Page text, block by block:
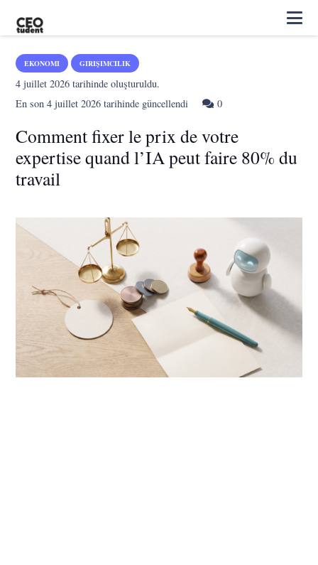
EKONOMI GIRIŞIMCILIK
4 juillet 2026 tarihinde oluşturuldu.
En son4 juillet 2026 tarihinde güncellendi 0
Comment fixer le prix de votre
expertise quand l’IA peut faire 80% du
travail